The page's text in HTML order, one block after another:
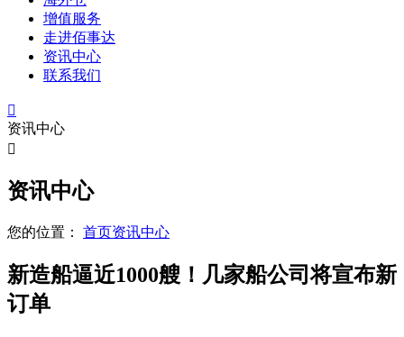
增值服务
走进佰事达
资讯中心
联系我们

资讯中心

资讯中心
您的位置： 首页资讯中心
新造船逼近1000艘！几家船公司将宣布新
订单